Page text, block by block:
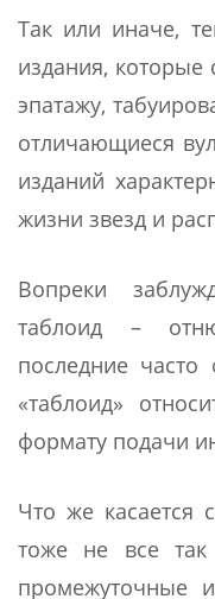
Так или иначе,
издания, которые
эпатажу,
отличающиеся
изданий
жизни звезд и
Вопреки
таблоид –
последние часто
«таблоид»
формату подачи
Что же касается
тоже не все
промежуточные